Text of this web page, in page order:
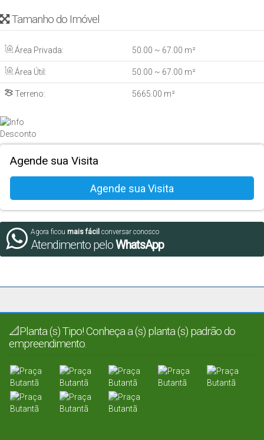
Tamanho do Imóvel
Área Privada: 50.00 ~ 67.00 m²
Área Útil: 50.00 ~ 67.00 m²
Terreno: 5665.00 m²
Agende sua Visita
Agora ficou mais fácil conversar conosco
Atendimento peloWhatsApp
📐Planta (s) Tipo! Conheça a (s) planta (s) padrão do
empreendimento.